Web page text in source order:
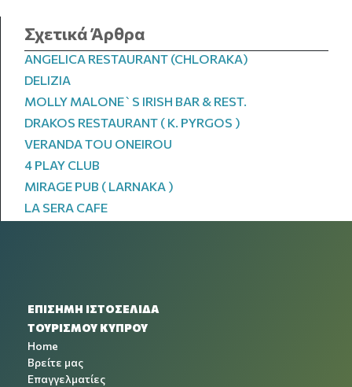
Σχετικά Άρθρα
ANGELICA RESTAURANT (CHLORAKA)
DELIZIA
MOLLY MALONE`S IRISH BAR & REST.
DRAKOS RESTAURANT ( K. PYRGOS )
VERANDA TOU ONEIROU
4 PLAY CLUB
MIRAGE PUB ( LARNAKA )
LA SERA CAFE
ΕΠΙΣΗΜΗ ΙΣΤΟΣΕΛΙΔΑ
ΤΟΥΡΙΣΜΟΥ ΚΥΠΡΟΥ
Home
Βρείτε μας
Επαγγελματίες